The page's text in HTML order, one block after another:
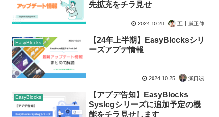
先拡充をチラ見せ
2024.10.28 五十嵐正伸
EasyBlocks
【24年上半期】EasyBlocksシリ
ーズアプデ情報
2024.10.25 瀬口颯
EasyBlocks
【アプデ告知】EasyBlocks
Syslogシリーズに追加予定の機
能をチラ見せします